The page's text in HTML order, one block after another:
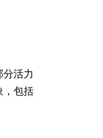
活力
，包括